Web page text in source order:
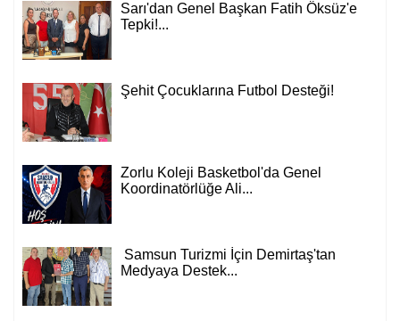
Sarı'dan Genel Başkan Fatih Öksüz'e
Tepki!...
Şehit Çocuklarına Futbol Desteği!
Zorlu Koleji Basketbol'da Genel
Koordinatörlüğe Ali...
Samsun Turizmi İçin Demirtaş'tan
Medyaya Destek...